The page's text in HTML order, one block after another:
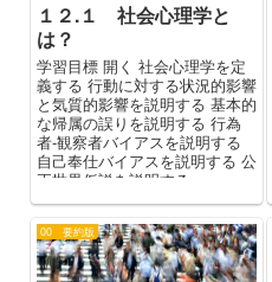
１２.１ 社会心理学と
は？
学習目標 開く 社会心理学を定
義する 行動に対する状況的影響
と気質的影響を説明する 基本的
な帰属の誤りを説明する 行為
者-観察者バイアスを説明する
自己奉仕バイアスを説明する 公
00 要約版